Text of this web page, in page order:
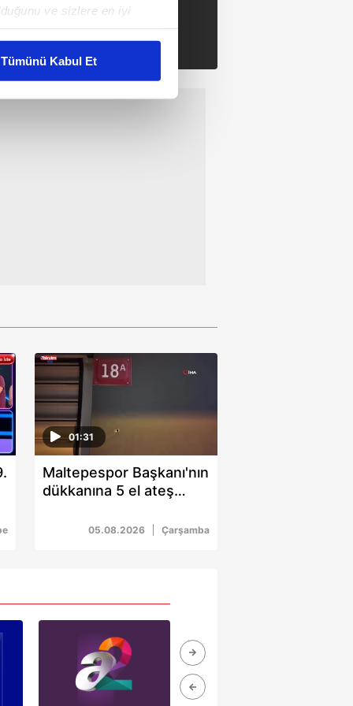
ve sizlere en iyi
Tümünü Kabul Et
01:31
Maltepespor Başkanı'nın
dükkanına 5 el ateş
05.08.2026 Çarşamba